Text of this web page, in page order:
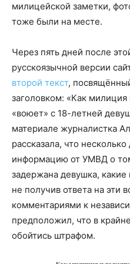
милицейской заметки,
тоже были на месте.
Через пять дней после
русскоязычной версии
второй текст,
заголовком: «Как
«воюет» с 18-летней
материале журналистка
рассказала, что
информацию от УМВД о
задержана девушка,
не получив ответа на эти
комментариями к
предположил, что в
обойтись штрафом.